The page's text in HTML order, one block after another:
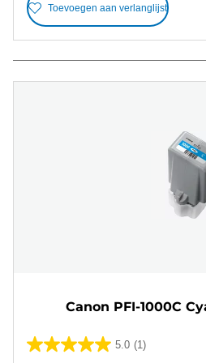
Toevoegen aan verlanglijst
Canon PFI-1000C
5.0 (1)
5.0